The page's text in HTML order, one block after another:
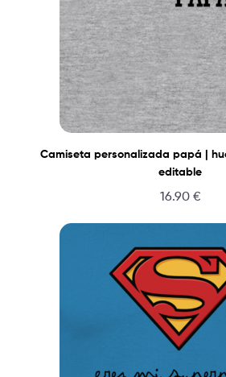
Camiseta personalizada papá |
editable
16.90 €